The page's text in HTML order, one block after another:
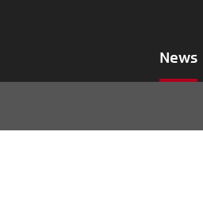
News